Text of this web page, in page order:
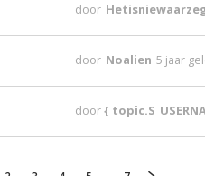
door
door Noalien 5 jaar
door{